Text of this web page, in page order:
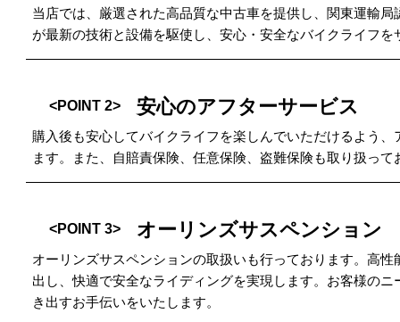
当店では、厳選された高品質な中古車を提供し、関東運輸
が最新の技術と設備を駆使し、安心・安全なバイクライフを
<POINT 2> 安心のアフターサービス
購入後も安心してバイクライフを楽しんでいただけるよう
ます。また、自賠責保険、任意保険、盗難保険も取り扱っ
<POINT 3> オーリンズサスペンション
オーリンズサスペンションの取扱いも行っております。高
出し、快適で安全なライディングを実現します。お客様の
き出すお手伝いをいたします。